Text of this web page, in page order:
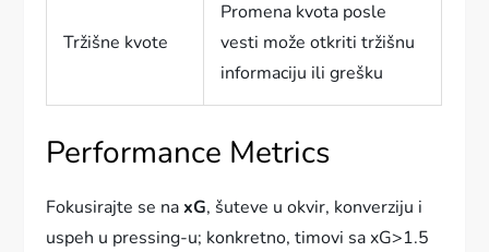
Tržišne kvote
Promena kvota posle
vesti može otkriti tržišnu
informaciju ili grešku
Performance Metrics
Fokusirajte se naxG, šuteve u okvir, konverziju i
uspeh u pressing-u; konkretno, timovi sa xG>1.5